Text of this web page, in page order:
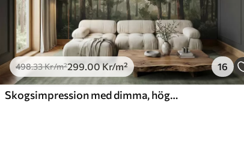
498.33Kr/m²299.00Kr/m² 16
Skogsimpression med dimma, höga träd och en stig